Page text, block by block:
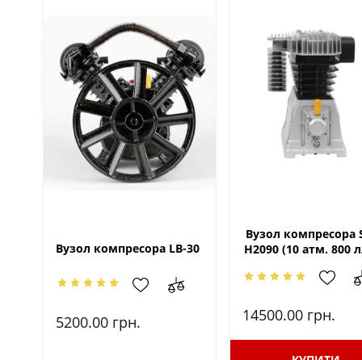
Вузол компресора LB-30
5200.00 грн.
Вузол компресора
Н2090 (10 атм. 800
14500.00 грн.